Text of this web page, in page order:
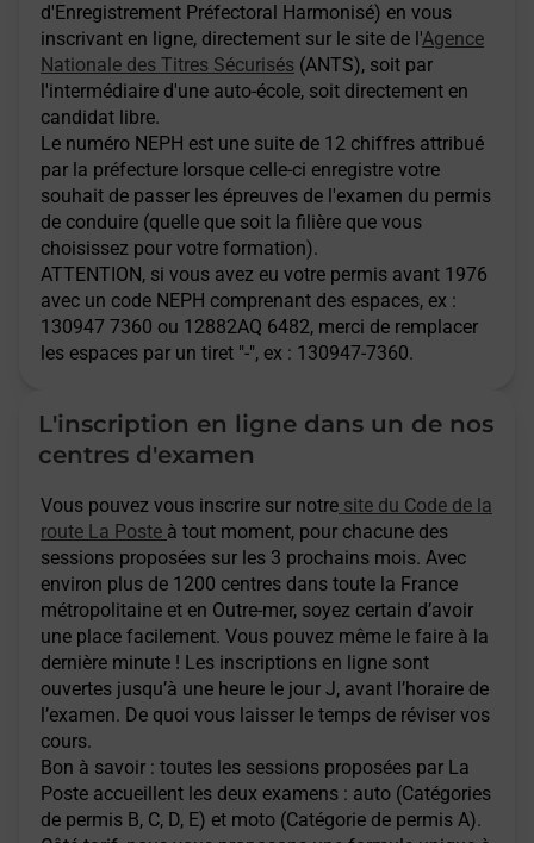
d'Enregistrement Préfectoral Harmonisé) en vous
inscrivant en ligne, directement sur le site de l'Agence
Nationale des Titres Sécurisés (ANTS), soit par
l'intermédiaire d'une auto-école, soit directement en
candidat libre.
Le numéro NEPH est une suite de 12 chiffres attribué
par la préfecture lorsque celle-ci enregistre votre
souhait de passer les épreuves de l'examen du permis
de conduire (quelle que soit la filière que vous
choisissez pour votre formation).
ATTENTION, si vous avez eu votre permis avant 1976
avec un code NEPH comprenant des espaces, ex :
130947 7360 ou 12882AQ 6482, merci de remplacer
les espaces par un tiret "-", ex : 130947-7360.
L'inscription en ligne dans un de nos
centres d'examen
Vous pouvez vous inscrire sur notre site du Code de la
route La Poste à tout moment, pour chacune des
sessions proposées sur les 3 prochains mois. Avec
environ plus de 1200 centres dans toute la France
métropolitaine et en Outre-mer, soyez certain d’avoir
une place facilement. Vous pouvez même le faire à la
dernière minute ! Les inscriptions en ligne sont
ouvertes jusqu’à une heure le jour J, avant l’horaire de
l’examen. De quoi vous laisser le temps de réviser vos
cours.
Bon à savoir : toutes les sessions proposées par La
Poste accueillent les deux examens : auto (Catégories
de permis B, C, D, E) et moto (Catégorie de permis A).